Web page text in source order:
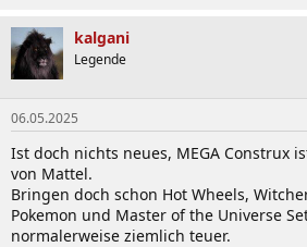
kalgani
Legende
06.05.2025
Ist doch nichts neues, MEGA Construx
von Mattel.
Bringen doch schon Hot Wheels,
Pokemon und Master of the Universe
normalerweise ziemlich teuer.